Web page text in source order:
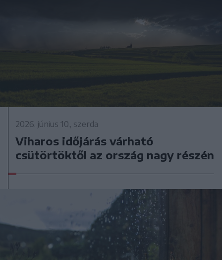
2026. június 10., szerda
Viharos időjárás várható
csütörtöktől az ország nagy részén